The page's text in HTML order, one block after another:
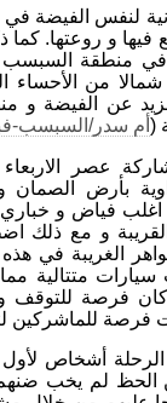
لنفس الفيضة في
فيها و روعتها. كما
منطقة السبسب
شمالا من الأحساء
عن الفيضة
( أم سدر/السبسب-
عصر
بأرض الصمان و
اغلب فياض و خباري
و مع ذلك
الغريبة في هذه
متتالية
فرصة للتوقف
فرصة للماشركين
أشخاص
لم يخب ضنهم